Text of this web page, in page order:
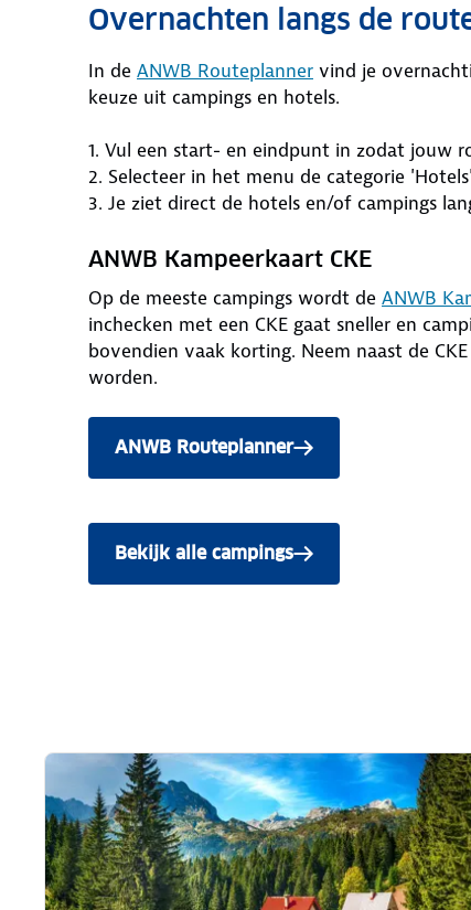
Overnachten langs de
In de ANWB Routeplanner vind je
keuze uit campings en hotels.
1. Vul een start- en eindpunt in zodat jouw
2. Selecteer in het menu de categorie
3. Je ziet direct de hotels en/of campings
ANWB Kampeerkaart CKE
Op de meeste campings wordt de ANWB
inchecken met een CKE gaat sneller en
bovendien vaak korting. Neem naast de
worden.
ANWB Routeplanner
Bekijk alle campings